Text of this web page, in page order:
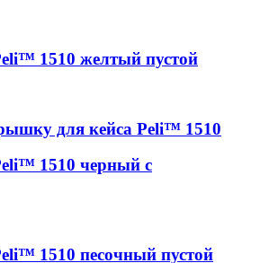
1510 желтый пустой
для кейса Peli™ 1510
1510 черный с
1510 песочный пустой